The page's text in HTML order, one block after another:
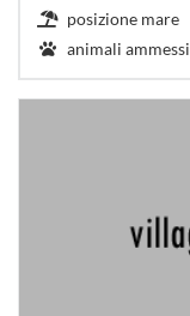
posizione mare
animali ammessi